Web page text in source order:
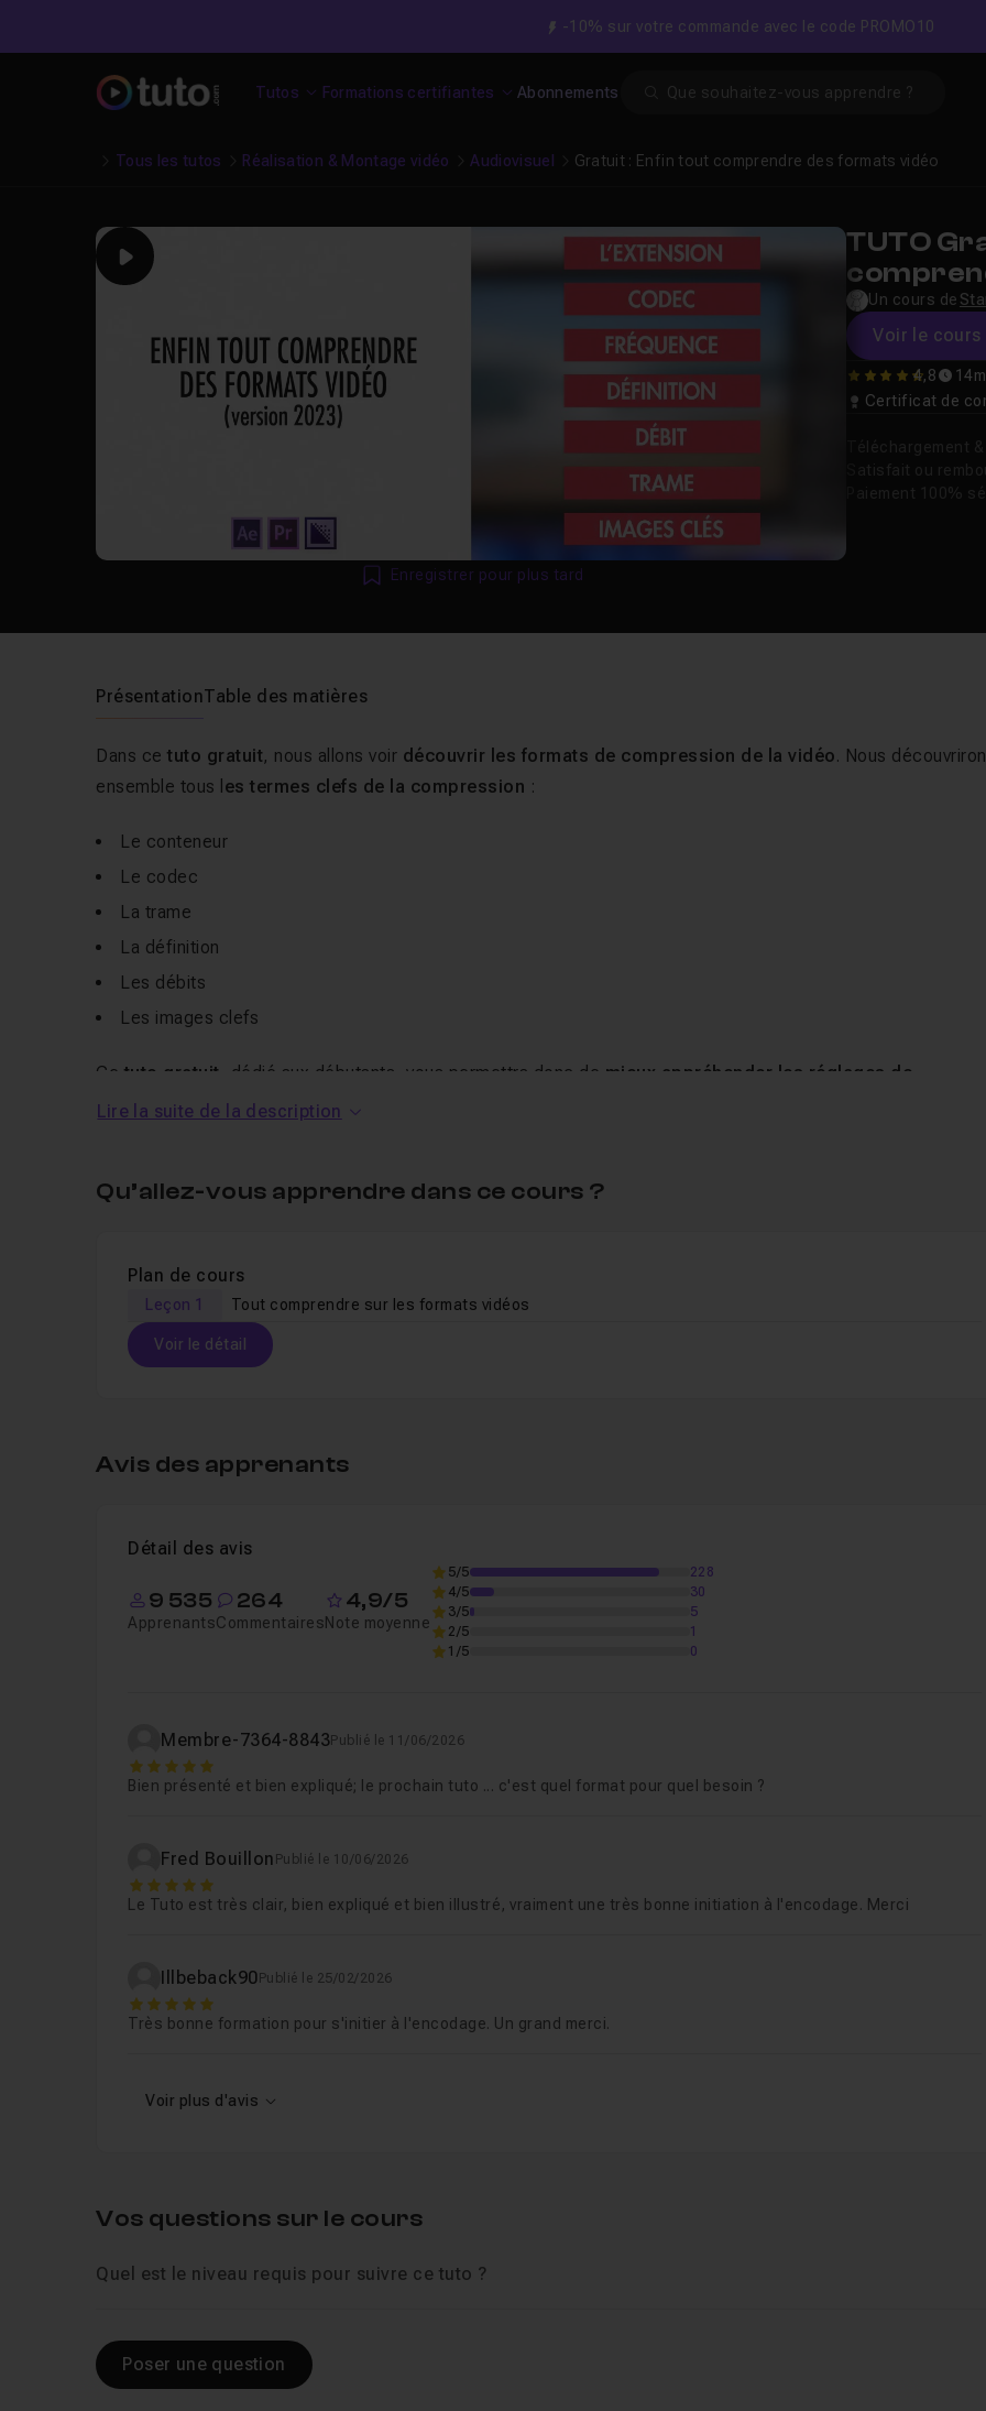
-10% sur votre commande avec le code PROMO10
Tutos Formations certifiantes Abonnements
Tous les tutos Réalisation & Montage vidéo Audiovisuel Gratuit : Enfin tout comprendre des formats vidéo
Play
Enregistrer pour plus tard
TUTO
Un cours de
Voir le cours
4.8371212121212
4,8
Certificat de
PrésentationTable des matières
Dans cetuto gratuit, nous allons voir découvrir les formats de compression de la vidéo. Nous
ensemble tous l es termes clefs de la compression :
Le conteneur
Le codec
La trame
La définition
Les débits
Les images clefs
Ce tuto gratuit , dédié aux débutants, vous permettra donc de mieux appréhender les réglages de
compression et d'encodage
Lire la suite de la description
Qu’allez-vous apprendre dans ce cours ?
Plan de cours
Leçon 1 Tout comprendre sur les formats vidéos
Voir le détail
Avis des apprenants
Détail des avis
9 535
Apprenants
264
Commentaires
4,9/5
Note moyenne
5/5
228
4/5
30
3/5
5
2/5
1
1/5
0
Membre-7364-8843Publié le 11/06/2026
5
Bien présenté et bien expliqué; le prochain tuto ... c'est quel format pour quel besoin ?
Fred Bouillon Publié le 10/06/2026
5
Le Tuto est très clair, bien expliqué et bien illustré, vraiment une très bonne initiation à l'encodage. Merci
Illbeback90 Publié le 25/02/2026
5
Très bonne formation pour s'initier à l'encodage. Un grand merci.
Voir plus d'avis
Vos questions sur le cours
Quel est le niveau requis pour suivre ce tuto ?
Poser une question